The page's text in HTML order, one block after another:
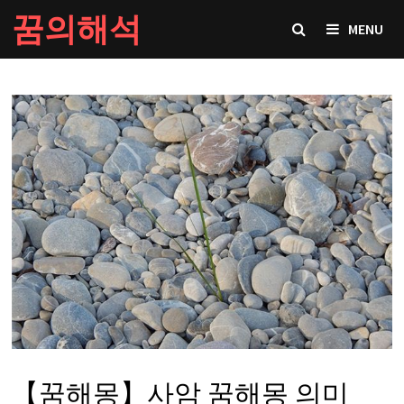
Skip
to
content
꿈의해석 MENU
【꿈해몽】사암 꿈해몽 의미